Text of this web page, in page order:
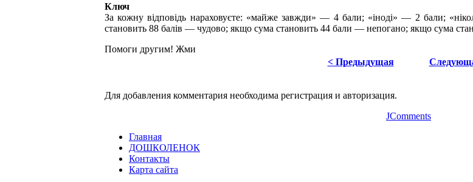
Ключ
За кожну відповідь нараховуєте: «майже завжди» — 4 бали; «іноді» — 2 бали;
становить 88 балів — чудово; якщо сума становить 44 бали — непогано; якщо сума
Помоги другим! Жми
< Предыдущая
Для добавления комментария необходима регистрация и авторизация.
JComments
Главная
ДОШКОЛЕНОК
Контакты
Карта сайта